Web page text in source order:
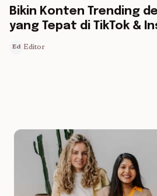
Bikin Konten Trending
yang Tepat di TikTok &
Ed Editor